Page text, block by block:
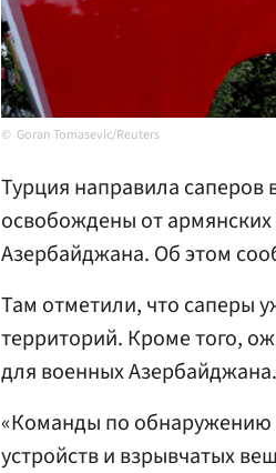
Goran Tomasevic/Reuters
Турция направила
освобождены от
Азербайджана. Об этом
Там отметили, что саперы
территорий. Кроме того,
для военных Азербайджана.
«Команды по
устройств и взрывчатых